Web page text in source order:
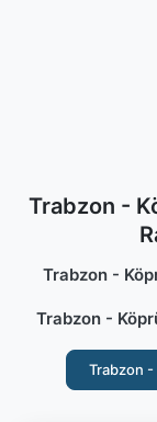
Trabzon -
Trabzon -
Trabzon -
Trabzon -